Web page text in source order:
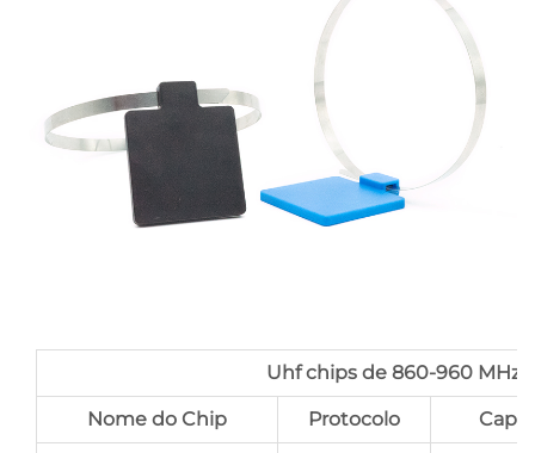
Uhf chips de 860-960 MHz
Nome do Chip Protocolo